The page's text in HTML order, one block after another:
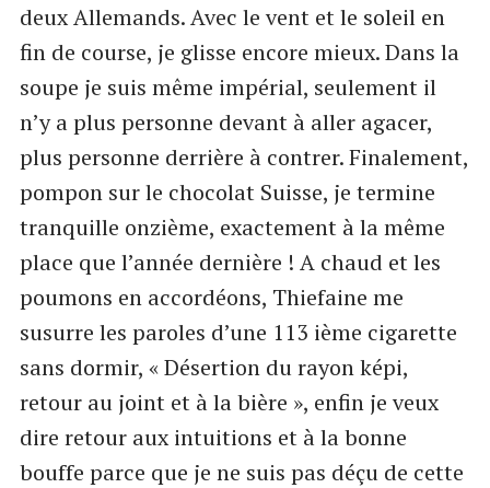
deux Allemands. Avec le vent et le soleil en
fin de course, je glisse encore mieux. Dans la
soupe je suis même impérial, seulement il
n’y a plus personne devant à aller agacer,
plus personne derrière à contrer. Finalement,
pompon sur le chocolat Suisse, je termine
tranquille onzième, exactement à la même
place que l’année dernière ! A chaud et les
poumons en accordéons, Thiefaine me
susurre les paroles d’une 113 ième cigarette
sans dormir, « Désertion du rayon képi,
retour au joint et à la bière », enfin je veux
dire retour aux intuitions et à la bonne
bouffe parce que je ne suis pas déçu de cette